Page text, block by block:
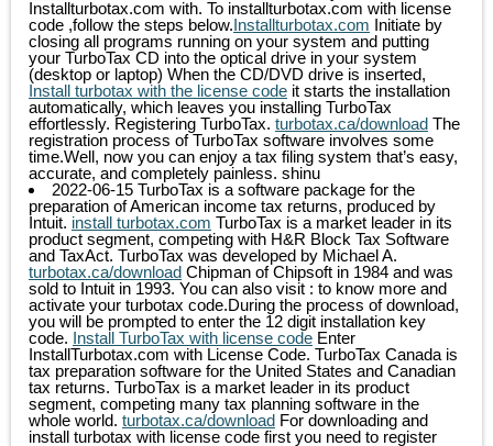
Installturbotax.com with. To installturbotax.com with license
code ,follow the steps below.Installturbotax.com Initiate by
closing all programs running on your system and putting
your TurboTax CD into the optical drive in your system
(desktop or laptop) When the CD/DVD drive is inserted,
Install turbotax with the license code it starts the installation
automatically, which leaves you installing TurboTax
effortlessly. Registering TurboTax. turbotax.ca/download The
registration process of TurboTax software involves some
time.Well, now you can enjoy a tax filing system that’s easy,
accurate, and completely painless. shinu
2022-06-15 TurboTax is a software package for the
preparation of American income tax returns, produced by
Intuit. install turbotax.com TurboTax is a market leader in its
product segment, competing with H&R Block Tax Software
and TaxAct. TurboTax was developed by Michael A.
turbotax.ca/download Chipman of Chipsoft in 1984 and was
sold to Intuit in 1993. You can also visit : to know more and
activate your turbotax code.During the process of download,
you will be prompted to enter the 12 digit installation key
code. Install TurboTax with license code Enter
InstallTurbotax.com with License Code. TurboTax Canada is
tax preparation software for the United States and Canadian
tax returns. TurboTax is a market leader in its product
segment, competing many tax planning software in the
whole world. turbotax.ca/download For downloading and
install turbotax with license code first you need to register